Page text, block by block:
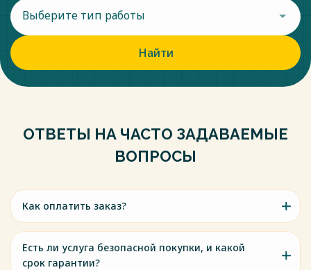
Выберите тип работы
Найти
ОТВЕТЫ НА ЧАСТО ЗАДАВАЕМЫЕ
ВОПРОСЫ
Как оплатить заказ?
Есть ли услуга безопасной покупки, и какой
срок гарантии?